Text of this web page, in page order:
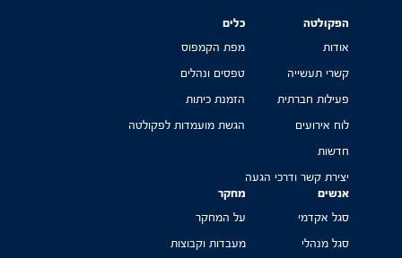
הפקולטה
אודות
קשרי תעשייה
פעילות חברתית
לוח אירועים
חדשות
יצירת קשר ודרכי הגעה
כלים
מפת הקמפוס
טפסים ונהלים
הזמנת כיתות
הגשת מועמדות לפקולטה
אנשים
סגל אקדמי
סגל מנהלי
מחקר
על המחקר
מעבדות וקבוצות